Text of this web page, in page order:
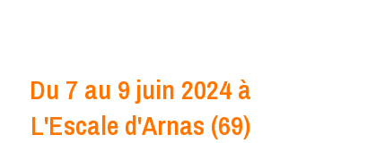
Du 7 au 9 juin 2024 à
L'Escale d'Arnas (69)